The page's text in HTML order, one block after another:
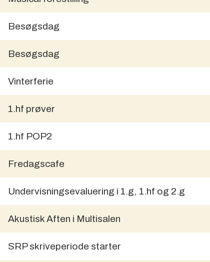
Besøgsdag
Besøgsdag
Vinterferie
1.hf prøver
1.hf POP2
Fredagscafe
Undervisningsevaluering i 1.g, 1.hf og 2.g
Akustisk Aften i Multisalen
SRP skriveperiode starter